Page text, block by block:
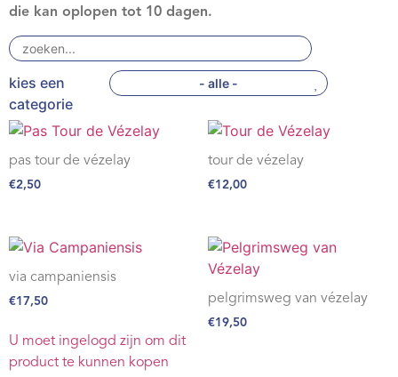
die kan oplopen tot 10 dagen.
- alle -
pas tour de vézelay
€2,50
tour de vézelay
€12,00
via campaniensis
€17,50
U moet ingelogd zijn om dit
product te kunnen kopen
pelgrimsweg van vézelay
€19,50